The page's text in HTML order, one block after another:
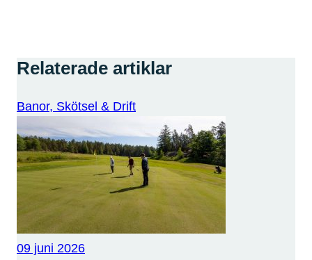
Relaterade artiklar
Banor, Skötsel & Drift
09 juni 2026